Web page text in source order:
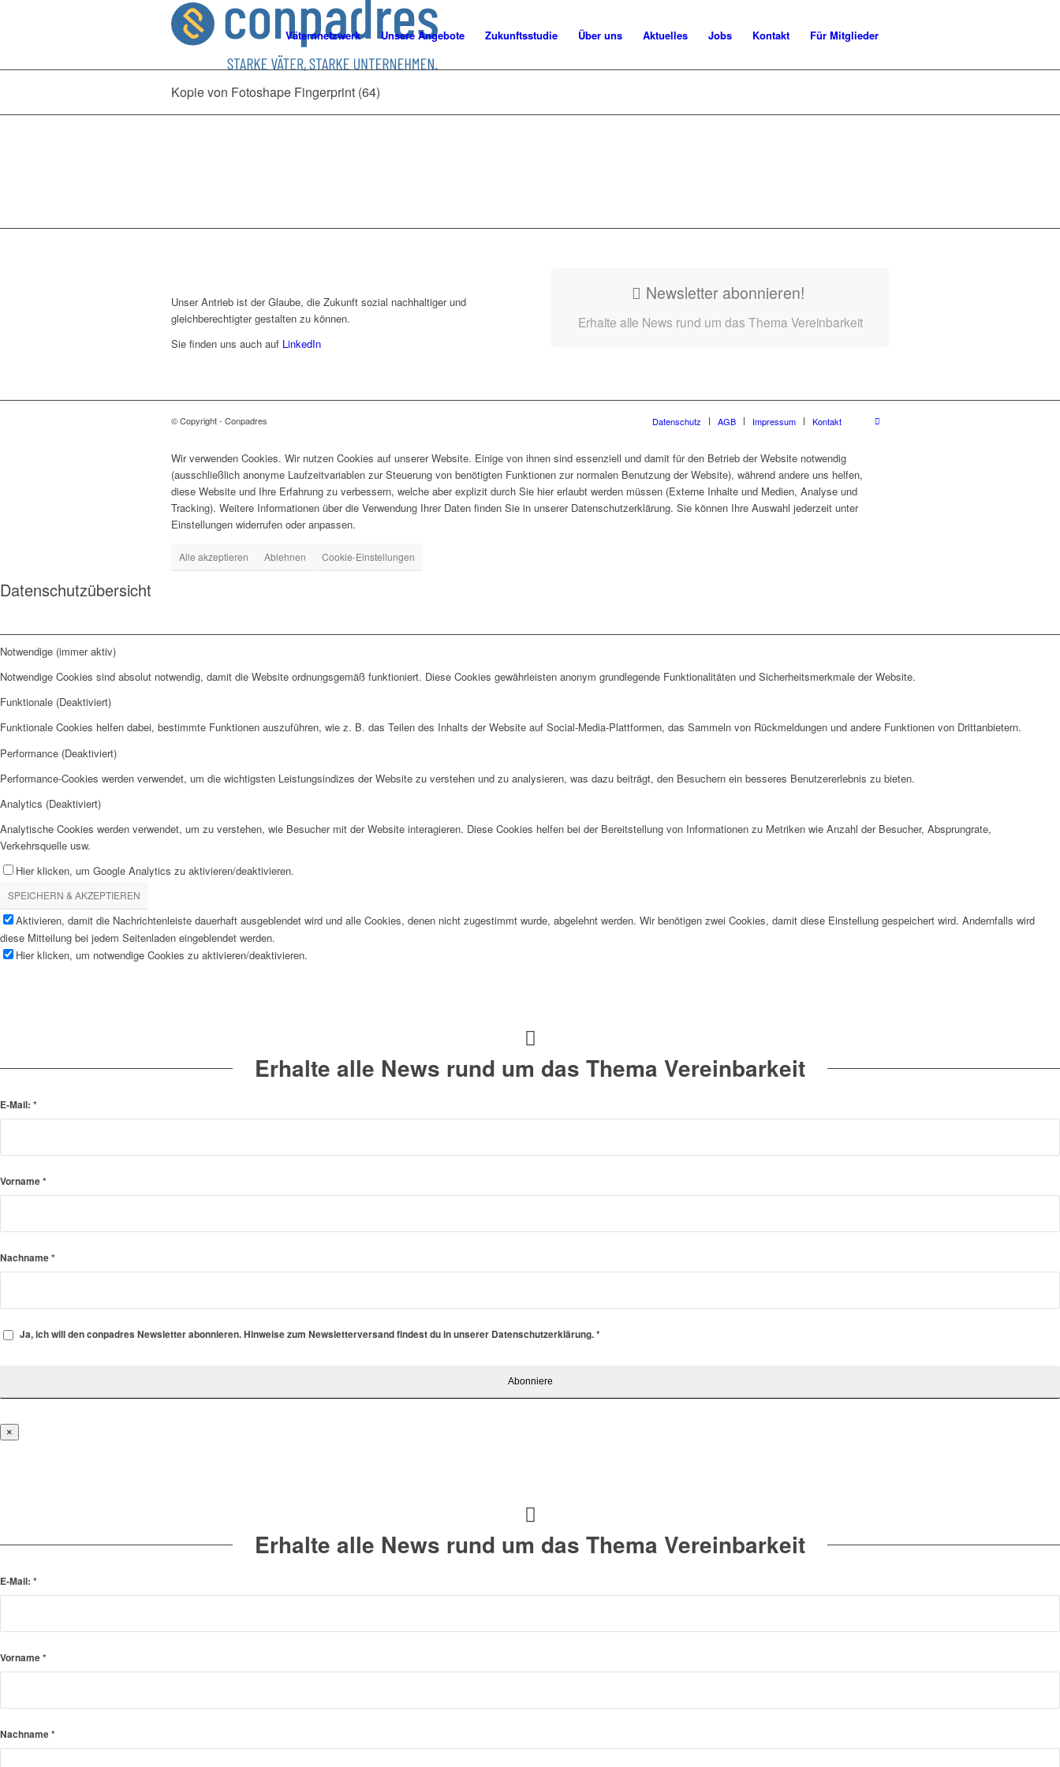
Väternnetzwerk Unsere Angebote Zukunftsstudie Über uns Aktuelles Jobs Kontakt Für Mitglieder
Kopie von Fotoshape Fingerprint (64)
Unser Antrieb ist der Glaube, die Zukunft sozial nachhaltiger und
gleichberechtigter gestalten zu können.
Sie finden uns auch auf LinkedIn
Newsletter abonnieren!
Erhalte alle News rund um das Thema Vereinbarkeit
© Copyright - Conpadres Datenschutz AGB Impressum Kontakt
Wir verwenden Cookies. Wir nutzen Cookies auf unserer Website. Einige von ihnen sind essenziell und damit für den Betrieb der Website notwendig
(ausschließlich anonyme Laufzeitvariablen zur Steuerung von benötigten Funktionen zur normalen Benutzung der Website), während andere uns helfen,
diese Website und Ihre Erfahrung zu verbessern, welche aber explizit durch Sie hier erlaubt werden müssen (Externe Inhalte und Medien, Analyse und
Tracking). Weitere Informationen über die Verwendung Ihrer Daten finden Sie in unserer Datenschutzerklärung. Sie können Ihre Auswahl jederzeit unter
Einstellungen widerrufen oder anpassen.
Alle akzeptieren Ablehnen Cookie-Einstellungen
Datenschutzübersicht
Notwendige (immer aktiv)
Notwendige Cookies sind absolut notwendig, damit die Website ordnungsgemäß funktioniert. Diese Cookies gewährleisten anonym grundlegende Funktionalitäten und Sicherheitsmerkmale der Website.
Funktionale (Deaktiviert)
Funktionale Cookies helfen dabei, bestimmte Funktionen auszuführen, wie z. B. das Teilen des Inhalts der Website auf Social-Media-Plattformen, das Sammeln von Rückmeldungen und andere Funktionen von Drittanbietern.
Performance (Deaktiviert)
Performance-Cookies werden verwendet, um die wichtigsten Leistungsindizes der Website zu verstehen und zu analysieren, was dazu beiträgt, den Besuchern ein besseres Benutzererlebnis zu bieten.
Analytics (Deaktiviert)
Analytische Cookies werden verwendet, um zu verstehen, wie Besucher mit der Website interagieren. Diese Cookies helfen bei der Bereitstellung von Informationen zu Metriken wie Anzahl der Besucher, Absprungrate,
Verkehrsquelle usw.
Hier klicken, um Google Analytics zu aktivieren/deaktivieren.
SPEICHERN & AKZEPTIEREN
Aktivieren, damit die Nachrichtenleiste dauerhaft ausgeblendet wird und alle Cookies, denen nicht zugestimmt wurde, abgelehnt werden. Wir benötigen zwei Cookies, damit diese Einstellung gespeichert wird. Andernfalls wird
diese Mitteilung bei jedem Seitenladen eingeblendet werden.
Hier klicken, um notwendige Cookies zu aktivieren/deaktivieren.
Erhalte alle News rund um das Thema Vereinbarkeit
E-Mail: *
Vorname*
Nachname*
Ja, ich will den conpadres Newsletter abonnieren. Hinweise zum Newsletterversand findest du in unserer Datenschutzerklärung.*
×
Erhalte alle News rund um das Thema Vereinbarkeit
E-Mail: *
Vorname*
Nachname*